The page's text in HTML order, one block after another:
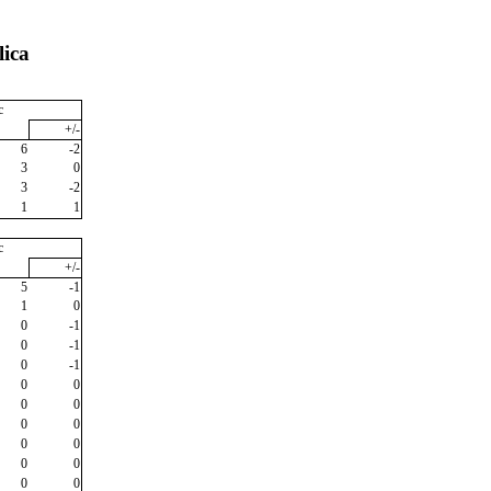
+/-
6
-2
3
0
3
-2
1
1
+/-
5
-1
1
0
0
-1
0
-1
0
-1
0
0
0
0
0
0
0
0
0
0
0
0